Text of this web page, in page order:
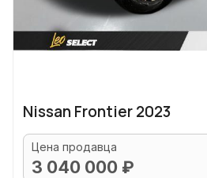
Nissan Frontier 2023
Цена продавца
3 040 000 ₽